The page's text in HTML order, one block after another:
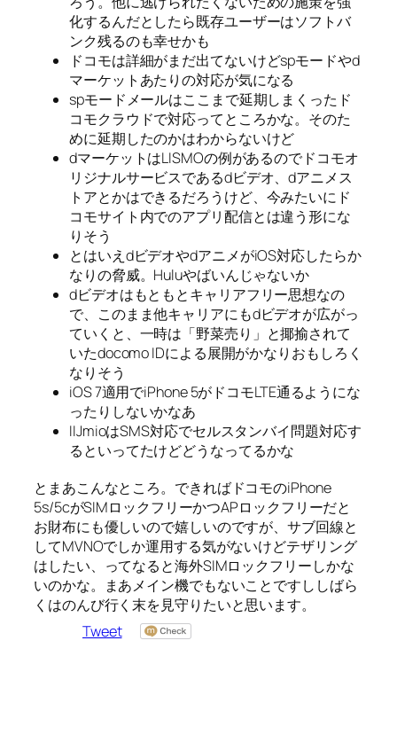
化するんだとしたら既存ユーザーはソフトバ
ンク残るのも幸せかも
ドコモは詳細がまだ出てないけどspモードやd
マーケットあたりの対応が気になる
spモードメールはここまで延期しまくったド
コモクラウドで対応ってところかな。そのた
めに延期したのかはわからないけど
dマーケットはLISMOの例があるのでドコモオ
リジナルサービスであるdビデオ、dアニメス
トアとかはできるだろうけど、今みたいにド
コモサイト内でのアプリ配信とは違う形にな
りそう
とはいえdビデオやdアニメがiOS対応したらか
なりの脅威。Huluやばいんじゃないか
dビデオはもともとキャリアフリー思想なの
で、このまま他キャリアにもdビデオが広がっ
ていくと、一時は「野菜売り」と揶揄されて
いたdocomo IDによる展開がかなりおもしろく
なりそう
iOS 7適用でiPhone 5がドコモLTE通るようにな
ったりしないかなあ
IIJmioはSMS対応でセルスタンバイ問題対応す
るといってたけどどうなってるかな
とまあこんなところ。できればドコモのiPhone
5s/5cがSIMロックフリーかつAPロックフリーだと
お財布にも優しいので嬉しいのですが、サブ回線と
してMVNOでしか運用する気がないけどテザリング
はしたい、ってなると海外SIMロックフリーしかな
いのかな。まあメイン機でもないことですししばら
くはのんび行く末を見守りたいと思います。
Tweet